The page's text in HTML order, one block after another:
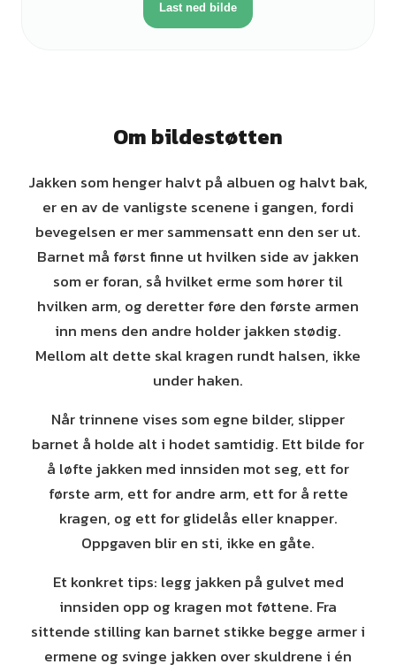
Last ned bilde
Om bildestøtten
Jakken som henger halvt på albuen og halvt bak,
er en av de vanligste scenene i gangen, fordi
bevegelsen er mer sammensatt enn den ser ut.
Barnet må først finne ut hvilken side av jakken
som er foran, så hvilket erme som hører til
hvilken arm, og deretter føre den første armen
inn mens den andre holder jakken stødig.
Mellom alt dette skal kragen rundt halsen, ikke
under haken.
Når trinnene vises som egne bilder, slipper
barnet å holde alt i hodet samtidig. Ett bilde for
å løfte jakken med innsiden mot seg, ett for
første arm, ett for andre arm, ett for å rette
kragen, og ett for glidelås eller knapper.
Oppgaven blir en sti, ikke en gåte.
Et konkret tips: legg jakken på gulvet med
innsiden opp og kragen mot føttene. Fra
sittende stilling kan barnet stikke begge armer i
ermene og svinge jakken over skuldrene i én